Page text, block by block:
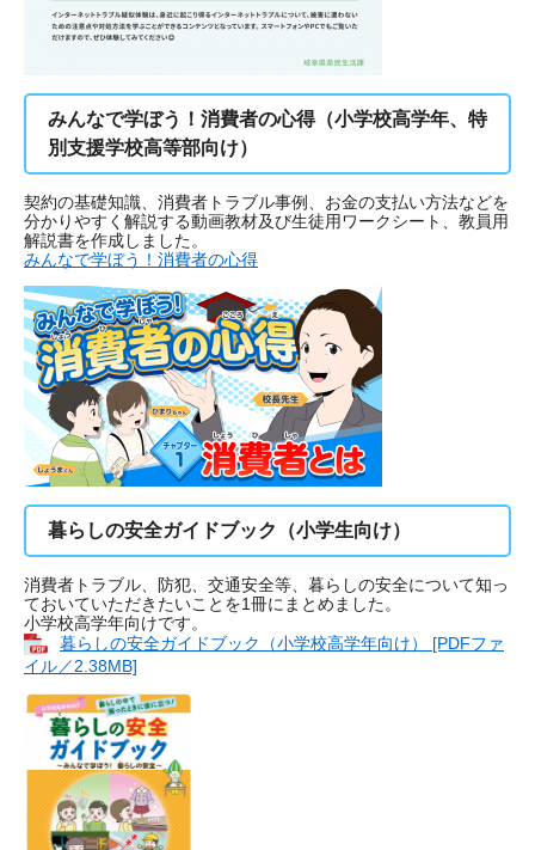
みんなで学ぼう！消費者の心得（小学校高学年、特
別支援学校高等部向け）
契約の基礎知識、消費者トラブル事例、お金の支払い方法などを
分かりやすく解説する動画教材及び生徒用ワークシート、教員用
解説書を作成しました。
みんなで学ぼう！消費者の心得
暮らしの安全ガイドブック（小学生向け）
消費者トラブル、防犯、交通安全等、暮らしの安全について知っ
ておいていただきたいことを1冊にまとめました。
小学校高学年向けです。
暮らしの安全ガイドブック（小学校高学年向け） [PDFファ
イル／2.38MB]